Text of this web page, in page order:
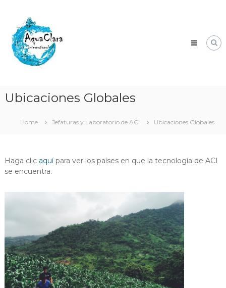
content
Clara
Clean
water
for
the
Ubicaciones Globales
Home Jefaturas y Laboratorio de ACI Ubicaciones Globales
Haga clic aquípara ver los países en que la tecnología de ACI
se encuentra.